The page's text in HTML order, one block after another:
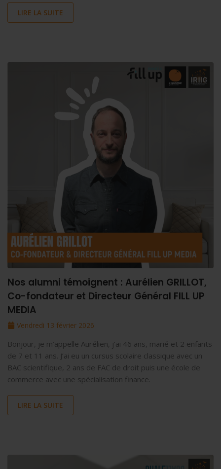
LIRE LA SUITE
Nos alumni témoignent : Aurélien GRILLOT,
Co-fondateur et Directeur Général FILL UP
MEDIA
Vendredi 13 février 2026
Bonjour, je m’appelle Aurélien, j’ai 46 ans, marié et 2 enfants
de 7 et 11 ans. J’ai eu un cursus scolaire classique avec un
BAC scientifique, 2 ans de FAC de droit puis une école de
commerce avec une spécialisation finance.
LIRE LA SUITE